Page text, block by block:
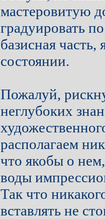
мастеровитую
градуировать
базисная
состоянии.
Пожалуй,
неглубоких
располагаем
что якобы о
воды
Так что
вставлять не